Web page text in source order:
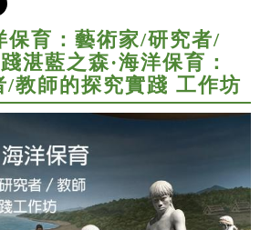
保育：藝術家/研究者/
湛藍之森·海洋保育：
/教師的探究實踐 工作坊